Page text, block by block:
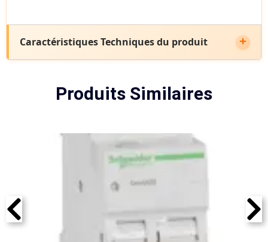
Caractéristiques Techniques du produit
Produits Similaires